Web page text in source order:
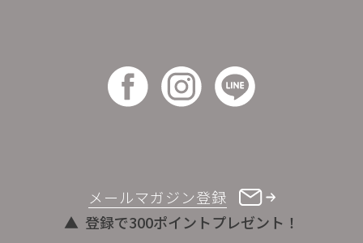
メールマガジン登録
登録で300ポイントプレゼント！